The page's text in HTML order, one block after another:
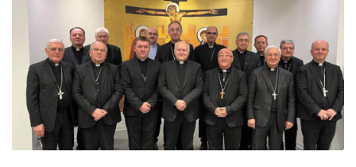
SZERZETESRENDEK
IN MEMORIAM
PLÉBÁNIÁK
ÉSZAKI ESPERESSÉG
KÖZPONTI ESPERESSÉG
DÉLI ESPERESSÉG